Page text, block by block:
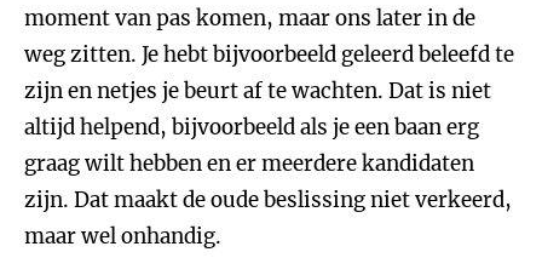
moment van pas komen, maar ons later in de
weg zitten. Je hebt bijvoorbeeld geleerd beleefd te
zijn en netjes je beurt af te wachten. Dat is niet
altijd helpend, bijvoorbeeld als je een baan erg
graag wilt hebben en er meerdere kandidaten
zijn. Dat maakt de oude beslissing niet verkeerd,
maar wel onhandig.